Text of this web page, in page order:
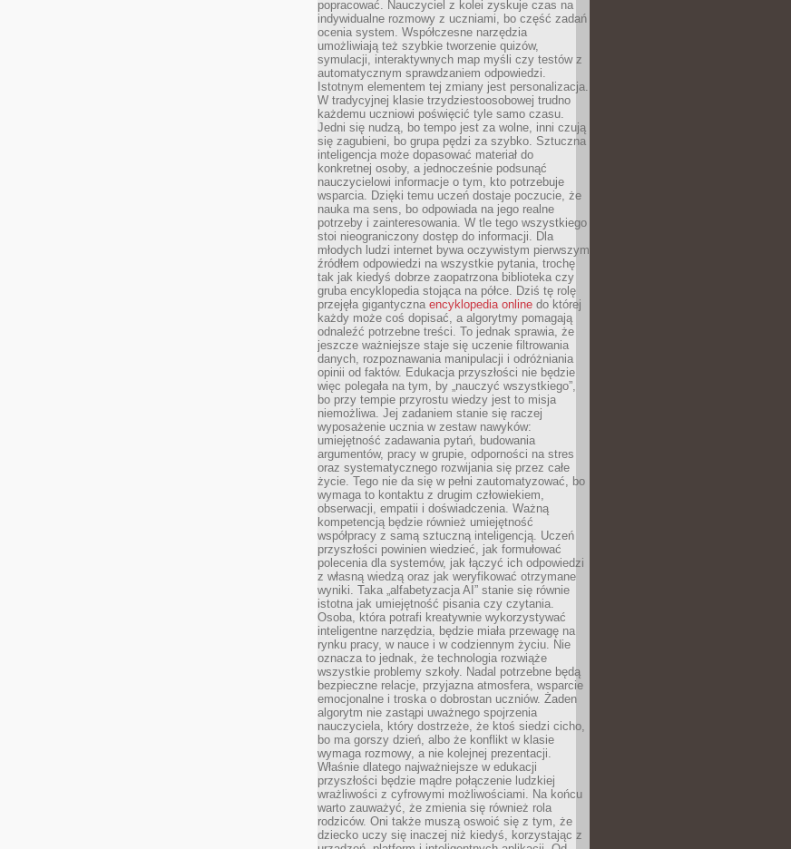
popracować. Nauczyciel z kolei zyskuje czas na
indywidualne rozmowy z uczniami, bo część zadań
ocenia system. Współczesne narzędzia
umożliwiają też szybkie tworzenie quizów,
symulacji, interaktywnych map myśli czy testów z
automatycznym sprawdzaniem odpowiedzi.
Istotnym elementem tej zmiany jest personalizacja.
W tradycyjnej klasie trzydziestoosobowej trudno
każdemu uczniowi poświęcić tyle samo czasu.
Jedni się nudzą, bo tempo jest za wolne, inni czują
się zagubieni, bo grupa pędzi za szybko. Sztuczna
inteligencja może dopasować materiał do
konkretnej osoby, a jednocześnie podsunąć
nauczycielowi informacje o tym, kto potrzebuje
wsparcia. Dzięki temu uczeń dostaje poczucie, że
nauka ma sens, bo odpowiada na jego realne
potrzeby i zainteresowania. W tle tego wszystkiego
stoi nieograniczony dostęp do informacji. Dla
młodych ludzi internet bywa oczywistym pierwszym
źródłem odpowiedzi na wszystkie pytania, trochę
tak jak kiedyś dobrze zaopatrzona biblioteka czy
gruba encyklopedia stojąca na półce. Dziś tę rolę
przejęła gigantyczna encyklopedia online do której
każdy może coś dopisać, a algorytmy pomagają
odnaleźć potrzebne treści. To jednak sprawia, że
jeszcze ważniejsze staje się uczenie filtrowania
danych, rozpoznawania manipulacji i odróżniania
opinii od faktów. Edukacja przyszłości nie będzie
więc polegała na tym, by „nauczyć wszystkiego”,
bo przy tempie przyrostu wiedzy jest to misja
niemożliwa. Jej zadaniem stanie się raczej
wyposażenie ucznia w zestaw nawyków:
umiejętność zadawania pytań, budowania
argumentów, pracy w grupie, odporności na stres
oraz systematycznego rozwijania się przez całe
życie. Tego nie da się w pełni zautomatyzować, bo
wymaga to kontaktu z drugim człowiekiem,
obserwacji, empatii i doświadczenia. Ważną
kompetencją będzie również umiejętność
współpracy z samą sztuczną inteligencją. Uczeń
przyszłości powinien wiedzieć, jak formułować
polecenia dla systemów, jak łączyć ich odpowiedzi
z własną wiedzą oraz jak weryfikować otrzymane
wyniki. Taka „alfabetyzacja AI” stanie się równie
istotna jak umiejętność pisania czy czytania.
Osoba, która potrafi kreatywnie wykorzystywać
inteligentne narzędzia, będzie miała przewagę na
rynku pracy, w nauce i w codziennym życiu. Nie
oznacza to jednak, że technologia rozwiąże
wszystkie problemy szkoły. Nadal potrzebne będą
bezpieczne relacje, przyjazna atmosfera, wsparcie
emocjonalne i troska o dobrostan uczniów. Żaden
algorytm nie zastąpi uważnego spojrzenia
nauczyciela, który dostrzeże, że ktoś siedzi cicho,
bo ma gorszy dzień, albo że konflikt w klasie
wymaga rozmowy, a nie kolejnej prezentacji.
Właśnie dlatego najważniejsze w edukacji
przyszłości będzie mądre połączenie ludzkiej
wrażliwości z cyfrowymi możliwościami. Na końcu
warto zauważyć, że zmienia się również rola
rodziców. Oni także muszą oswoić się z tym, że
dziecko uczy się inaczej niż kiedyś, korzystając z